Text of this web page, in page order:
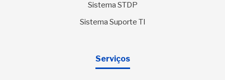
Sistema STDP
Sistema Suporte TI
Serviços